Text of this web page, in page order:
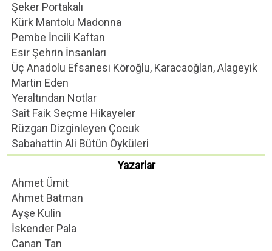
Şeker Portakalı
Kürk Mantolu Madonna
Pembe İncili Kaftan
Esir Şehrin İnsanları
Üç Anadolu Efsanesi Köroğlu, Karacaoğlan, Alageyik
Martin Eden
Yeraltından Notlar
Sait Faik Seçme Hikayeler
Rüzgarı Dizginleyen Çocuk
Sabahattin Ali Bütün Öyküleri
Yazarlar
Ahmet Ümit
Ahmet Batman
Ayşe Kulin
İskender Pala
Canan Tan